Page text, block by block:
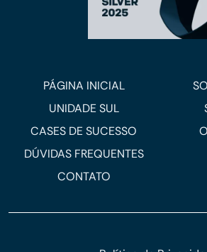
PÁGINA INICIAL
UNIDADE SUL
CASES DE SUCESSO
DÚVIDAS FREQUENTES
CONTATO